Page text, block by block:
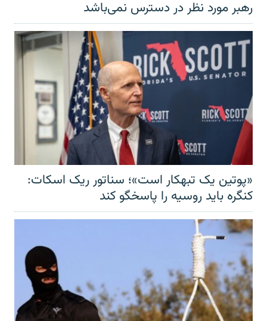
رهبر مورد نظر در دسترس نمی‌باشد
«پوتین یک تبهکار است»؛ سناتور ریک اسکات:
کنگره باید روسیه را پاسخگو کند